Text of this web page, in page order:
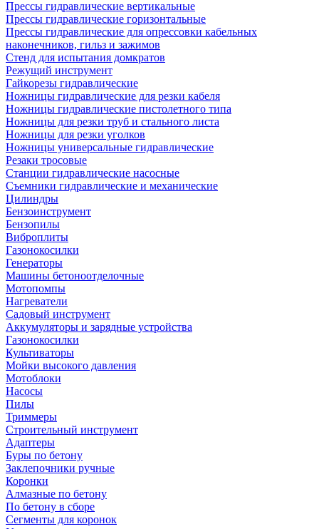
Прессы гидравлические вертикальные
Прессы гидравлические горизонтальные
Прессы гидравлические для опрессовки кабельных
наконечников, гильз и зажимов
Стенд для испытания домкратов
Режущий инструмент
Гайкорезы гидравлические
Ножницы гидравлические для резки кабеля
Ножницы гидравлические пистолетного типа
Ножницы для резки труб и стального листа
Ножницы для резки уголков
Ножницы универсальные гидравлические
Резаки тросовые
Станции гидравлические насосные
Съемники гидравлические и механические
Цилиндры
Бензоинструмент
Бензопилы
Виброплиты
Газонокосилки
Генераторы
Машины бетоноотделочные
Мотопомпы
Нагреватели
Садовый инструмент
Аккумуляторы и зарядные устройства
Газонокосилки
Культиваторы
Мойки высокого давления
Мотоблоки
Насосы
Пилы
Триммеры
Строительный инструмент
Адаптеры
Буры по бетону
Заклепочники ручные
Коронки
Алмазные по бетону
По бетону в сборе
Сегменты для коронок